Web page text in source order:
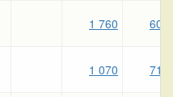
1 760 600
1 070 710